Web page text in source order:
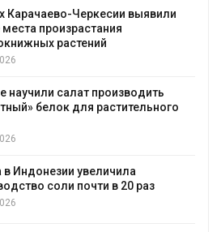
Карачаево-Черкесии выявили
произрастания
растений
научили салат производить
белок для растительного
в Индонезии увеличила
соли почти в 20 раз